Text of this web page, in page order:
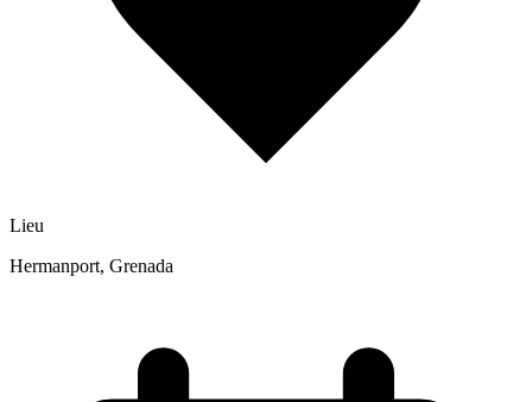
Lieu
Hermanport, Grenada